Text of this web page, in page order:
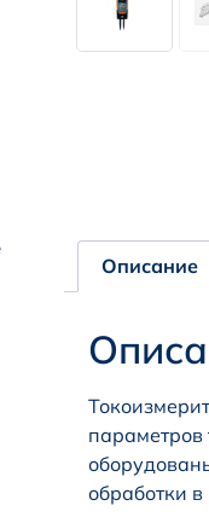
Описание
параметров
обработки